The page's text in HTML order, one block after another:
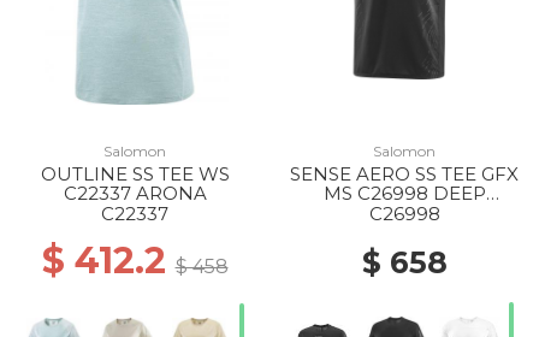
Salomon
OUTLINE SS TEE WS
C22337 ARONA
C22337
$ 412.2$ 458
Salomon
SENSE AERO SS TEE GFX
MS C26998 DEEP
BLACK/BLACK BEAUTY
C26998
$ 658